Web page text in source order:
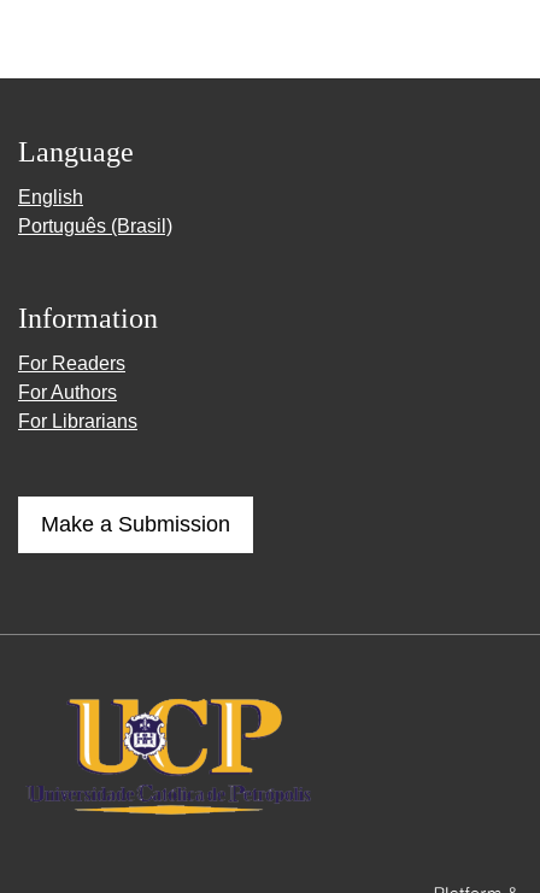
Language
English
Português (Brasil)
Information
For Readers
For Authors
For Librarians
Make a Submission